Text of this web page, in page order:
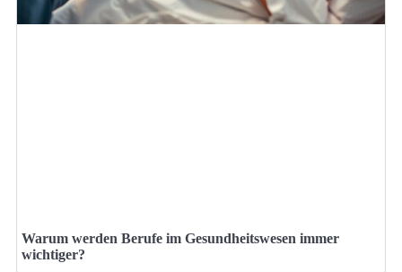
Warum werden Berufe im Gesundheitswesen immer
wichtiger?